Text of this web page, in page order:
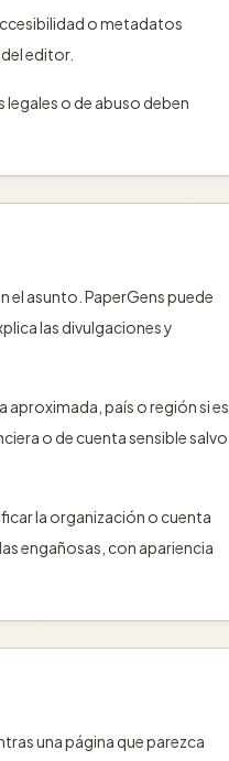
o metadatos
editor.
legales o de abuso deben
el asunto. PaperGens puede
las divulgaciones y
aproximada, país o región si es
o de cuenta sensible salvo
la organización o cuenta
engañosas, con apariencia
una página que parezca